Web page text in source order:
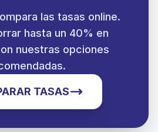
las tasas online.
hasta un 40% en
nuestras opciones
TASAS